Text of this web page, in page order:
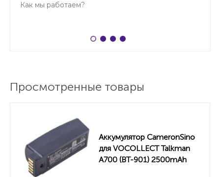
Как мы работаем?
Просмотренные товары
Аккумулятор CameronSino
для VOCOLLECT Talkman
A700 (BT-901) 2500mAh